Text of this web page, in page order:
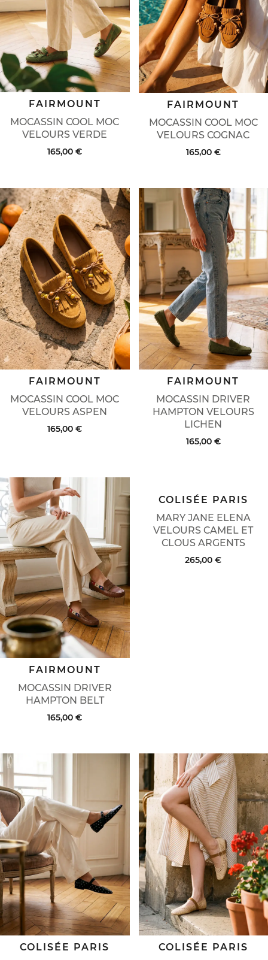
MOCASSIN COOL MOC
VELOURS VERDE
FAIRMOUNT
165,00 €
MOCASSIN COOL MOC
VELOURS COGNAC
FAIRMOUNT
165,00 €
MOCASSIN COOL MOC
VELOURS ASPEN
FAIRMOUNT
165,00 €
MOCASSIN DRIVER
HAMPTON VELOURS
LICHEN
FAIRMOUNT
165,00 €
MOCASSIN DRIVER
HAMPTON BELT
FAIRMOUNT
165,00 €
MARY JANE ELENA
VELOURS CAMEL ET
CLOUS ARGENTS
COLISÉE PARIS
265,00 €
COLISÉE PARIS
COLISÉE PARIS